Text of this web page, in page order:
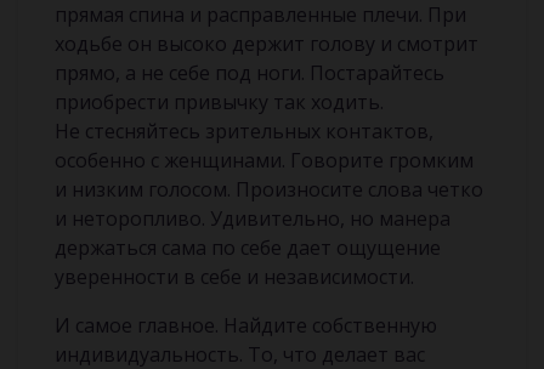
прямая спина и расправленные плечи. При
ходьбе он высоко держит голову и смотрит
прямо, а не себе под ноги. Постарайтесь
приобрести привычку так ходить.
Не стесняйтесь зрительных контактов,
особенно с женщинами. Говорите громким
и низким голосом. Произносите слова четко
и неторопливо. Удивительно, но манера
держаться сама по себе дает ощущение
уверенности в себе и независимости.
И самое главное. Найдите собственную
индивидуальность. То, что делает вас